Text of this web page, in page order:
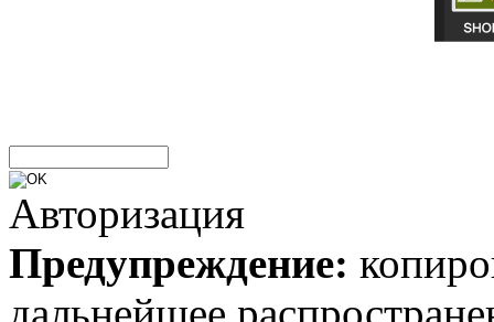
Авторизация
Предупреждение:
дальнейшее